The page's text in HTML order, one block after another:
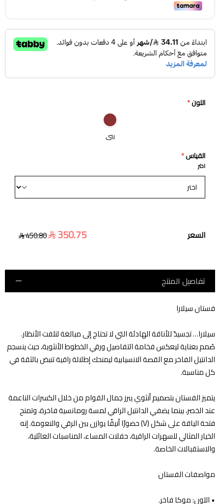
اللون*
بني
القياس*
اختر
السعر 350.75
450.80
تفاصيل المنتج
فستان سيلارا
سيلارا… تجسيدٌ للأناقة الهادئة التي لا تحتاج إلى مبالغة لتلفت الأنظار.
صُمم بعناية ليعكس فخامة التفاصيل ورقي الخطوط الأنثوية، حيث ينسجم
الدانتيل الفاخر مع القصة الانسيابية ليمنحك إطلالة راقية تنبض بالثقة في
كل مناسبة.
يتميز الفستان بتصميم أنثوي يبرز جمال القوام من خلال الكسرات الناعمة
عند الخصر، بينما يضفي الدانتيل الراقي لمسة رومانسية فاخرة، وتمنح
فتحة الياقة على شكل (V) حضورًا أنيقًا يوازن بين الرقي والنعومة. إنه
الخيار المثالي للسهرات الراقية، حفلات المساء، المناسبات العائلية،
والاستقبالات الخاصة.
مواصفات الفستان
•⁠ ⁠اللون: موكا فاخر.